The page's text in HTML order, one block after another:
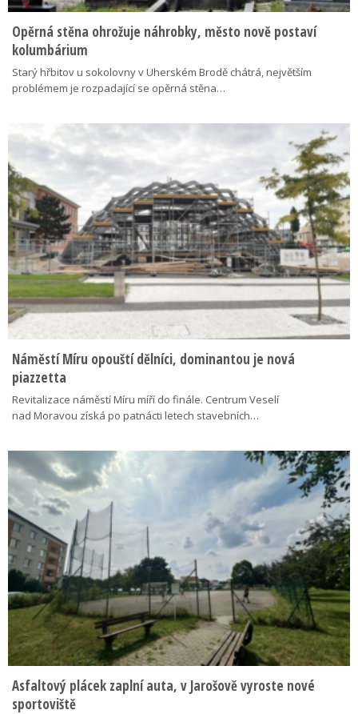
Opěrná stěna ohrožuje náhrobky, město nově postaví
kolumbárium
Starý hřbitov u sokolovny v Uherském Brodě chátrá, největším
problémem je rozpadající se opěrná stěna…
Náměstí Míru opouští dělníci, dominantou je nová
piazzetta
Revitalizace náměstí Míru míří do finále. Centrum Veselí
nad Moravou získá po patnácti letech stavebních…
Asfaltový plácek zaplní auta, v Jarošově vyroste nové
sportoviště